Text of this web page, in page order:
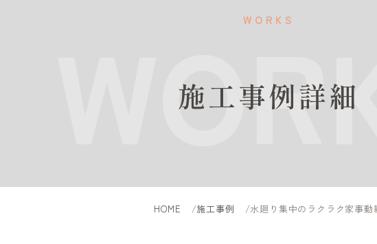
WORKS
施工事例詳細
HOME 施工事例 水廻り集中のラクラク家事動